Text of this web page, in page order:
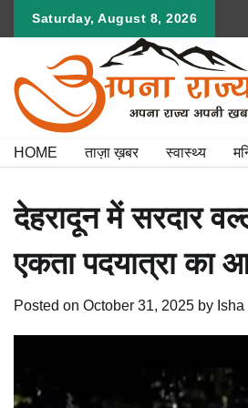
Saturday, August 8, 2026
HOME ताज़ा ख़बर स्वास्थ्य
देहरादून में सरदार
एकता पदयात्रा का
Posted on October 31, 2025 by Isha